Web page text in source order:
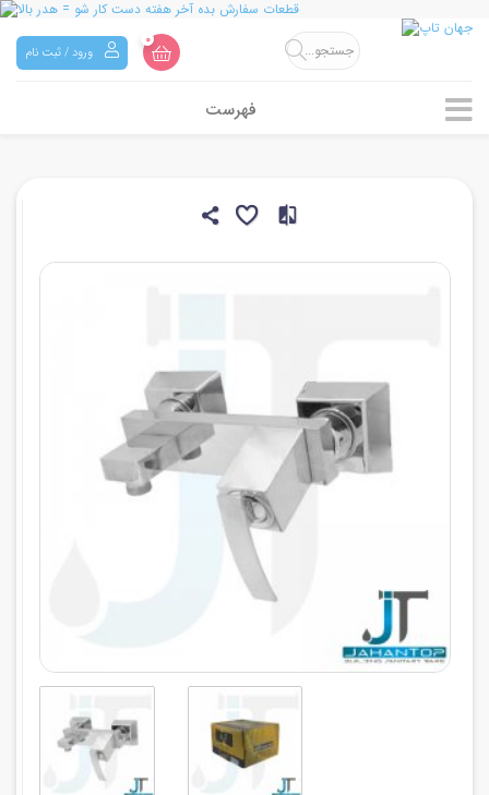
0
ورود / ثبت نام
فهرست